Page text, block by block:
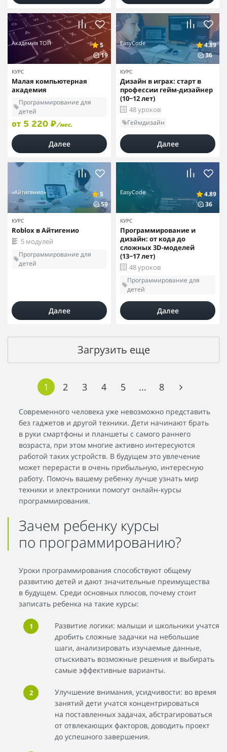
Академия ТОП
5
19
КУРС
Малая компьютерная
академия
Программирование для
детей
от 5 220 ₽/мес.
Далее
EasyCode
4.89
36
КУРС
Дизайн в играх: старт в
профессии гейм-дизайнер
(10−12 лет)
48 уроков
Геймдизайн
Далее
«Айтигенио»
5
59
КУРС
Roblox в Айтигенио
5 модулей
Программирование для
детей
Далее
EasyCode
4.89
36
КУРС
Программирование и
дизайн: от кода до
сложных 3D-моделей
(13−17 лет)
48 уроков
Программирование для
детей
Далее
Загрузить еще
1 2 3 4 5 ... 8
Современного человека уже невозможно представить
без гаджетов и другой техники. Дети начинают брать
в руки смартфоны и планшеты с самого раннего
возраста, при этом многие активно интересуются
работой таких устройств. В будущем это увлечение
может перерасти в очень прибыльную, интересную
работу. Помочь вашему ребенку лучше узнать мир
техники и электроники помогут онлайн-курсы
программирования.
Зачем ребенку курсы
по программированию?
Уроки программирования способствуют общему
развитию детей и дают значительные преимущества
в будущем. Среди основных плюсов, почему стоит
записать ребенка на такие курсы:
Развитие логики: малыши и школьники учатся
дробить сложные задачки на небольшие
шаги, анализировать изучаемые данные,
отыскивать возможные решения и выбирать
самые эффективные варианты.
Улучшение внимания, усидчивости: во время
занятий дети учатся концентрироваться
на поставленных задачах, абстрагироваться
от отвлекающих факторов, доводить проект
до успешного завершения.